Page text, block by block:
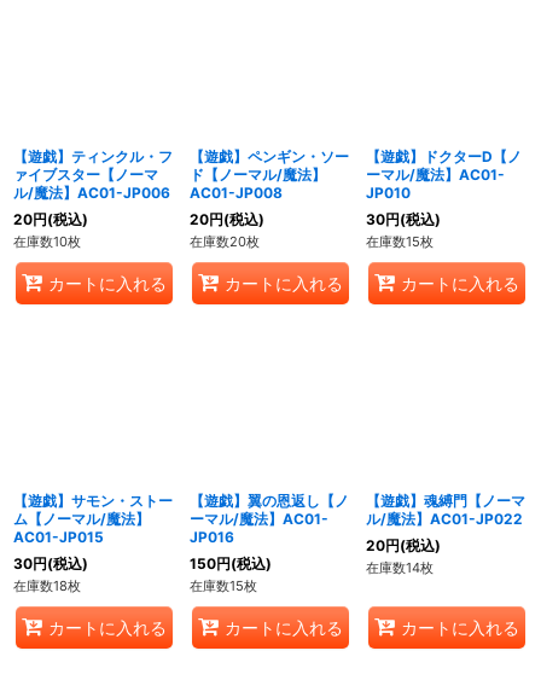
【遊戯】ティンクル・フ
ァイブスター【ノーマ
ル/魔法】AC01-JP006
20円(税込)
在庫数10枚
カートに入れる
【遊戯】ペンギン・ソー
ド【ノーマル/魔法】
AC01-JP008
20円(税込)
在庫数20枚
カートに入れる
【遊戯】ドクターD【ノ
ーマル/魔法】AC01-
JP010
30円(税込)
在庫数15枚
カートに入れる
【遊戯】サモン・ストー
ム【ノーマル/魔法】
AC01-JP015
30円(税込)
在庫数18枚
カートに入れる
【遊戯】翼の恩返し【ノ
ーマル/魔法】AC01-
JP016
150円(税込)
在庫数15枚
カートに入れる
【遊戯】魂縛門【ノーマ
ル/魔法】AC01-JP022
20円(税込)
在庫数14枚
カートに入れる